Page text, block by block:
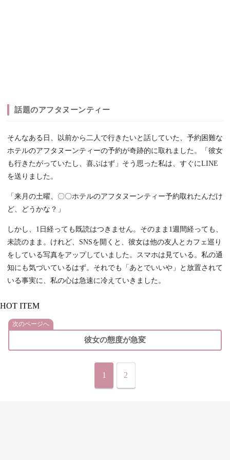
話題のアフタヌーンティー
そんなある日、以前から二人で行きたいと話していた、予約困難な
ホテルのアフタヌーンティーの予約が奇跡的に取れました。「彼女
も行きたがっていたし、喜ぶはず」そう思った私は、すぐにLINE
を送りました。
「来月の土曜、〇〇ホテルのアフタヌーンティー予約取れたんだけ
ど、どうかな？」
しかし、1日経っても既読はつきません。そのまま1週間経っても、
未読のまま。けれど、SNSを開くと、彼女は他の友人とカフェ巡り
をしている写真をアップしていました。スマホは見ている。私の通
知にも気づいているはず。それでも「あとでいいや」と放置されて
いる事実に、私の心は急速に冷えていきました。
HOT ITEM
次のページへ
彼女の態度が急変
1 2